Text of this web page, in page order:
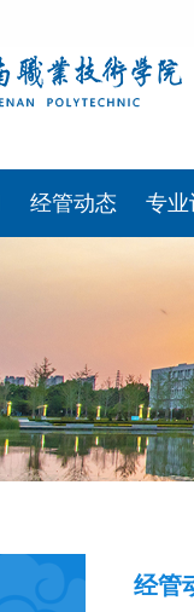
365英国
经管动态 专业
经管